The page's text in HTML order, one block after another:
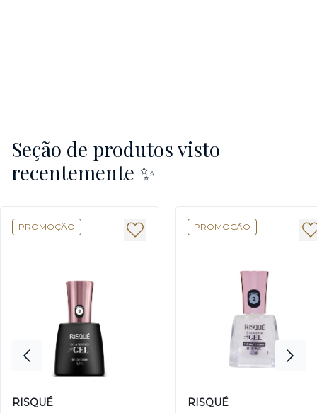
Seção de produtos visto
recentemente ✨
PROMOÇÃO
RISQUÉ
PROMOÇÃO
RISQUÉ